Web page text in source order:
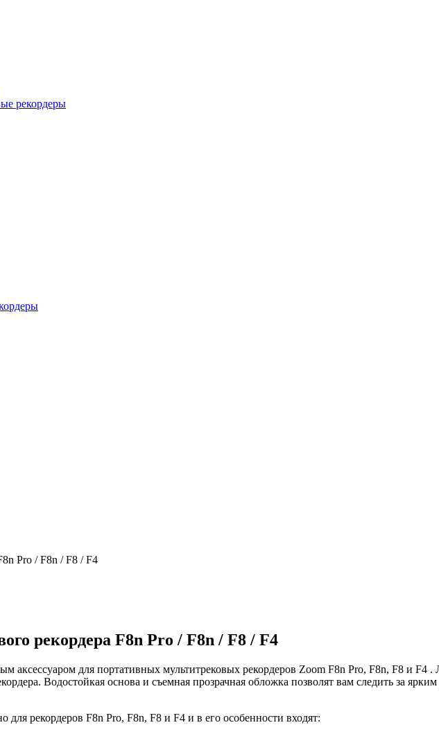
рекордеры
Pro / F8n / F8 / F4
рекордера F8n Pro / F8n / F8 / F4
аксессуаром для портативных мультитрековых рекордеров Zoom F8n Pro, F8n, F8 и F4
Водостойкая основа и съемная прозрачная обложка позволят вам следить за
для рекордеров F8n Pro, F8n, F8 и F4 и в его особенности входят: